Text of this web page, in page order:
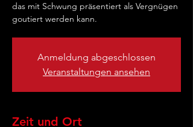
das mit Schwung präsentiert als Vergnügen
goutiert werden kann.
Anmeldung abgeschlossen
Veranstaltungen ansehen
Zeit und Ort